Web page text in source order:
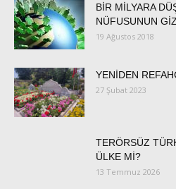
BİR MİLYARA
NÜFUSUNUN
19 Ağustos 2018
YENİDEN
27 Şubat 2023
TERÖRSÜZ
ÜLKE Mİ?
13 Temmuz 2026